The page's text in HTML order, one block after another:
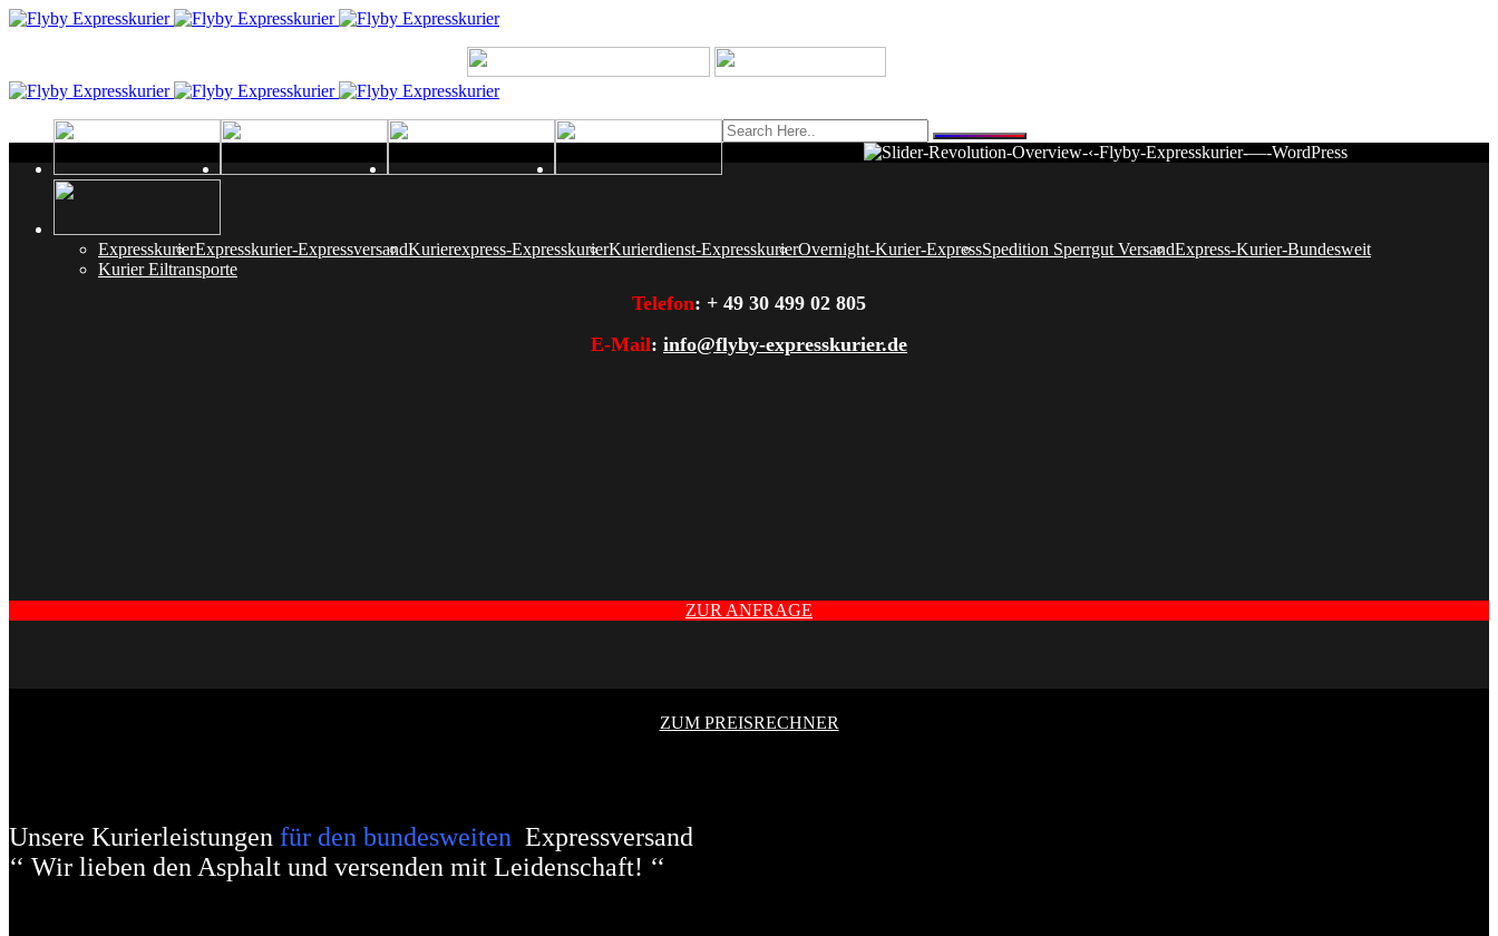
ExpresskurierExpresskurier-ExpressversandKurierexpress-ExpresskurierKurierdienst-ExpresskurierOvernight-Kurier-ExpressSpedition Sperrgut VersandExpress-Kurier-Bundesweit
Kurier Eiltransporte
Telefon: + 49 30 499 02 805
E-Mail: info@flyby-expresskurier.de
ZUR ANFRAGE
ZUM PREISRECHNER
Unsere Kurierleistungen für den bundesweiten Expressversand
‘‘ Wir lieben den Asphalt und versenden mit Leidenschaft! ‘‘